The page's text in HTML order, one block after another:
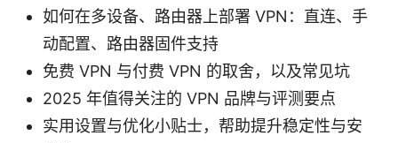
如何在多设备、路由器上部署 VPN：直连、手
动配置、路由器固件支持
免费 VPN 与付费 VPN 的取舍，以及常见坑
2025 年值得关注的 VPN 品牌与评测要点
实用设置与优化小贴士，帮助提升稳定性与安